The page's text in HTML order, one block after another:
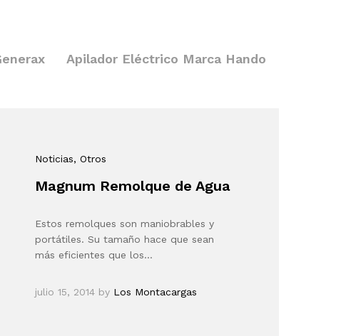
Apilador Eléctrico Marca Hando
Noticias, Otros
Magnum Remolque de Agua
Estos remolques son maniobrables y
portátiles. Su tamaño hace que sean
más eficientes que los…
julio 15, 2014 by Los Montacargas